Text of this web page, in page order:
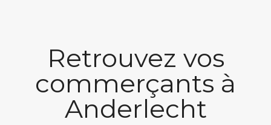
Retrouvez vos
commerçants à
Anderlecht